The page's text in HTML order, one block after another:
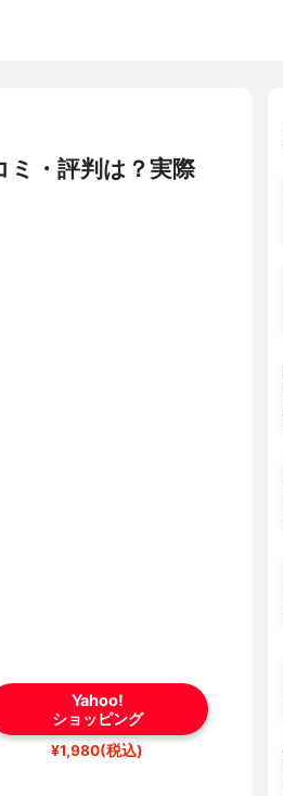
・評判は？実際
Yahoo!
ショッピング
¥1,980(税込)